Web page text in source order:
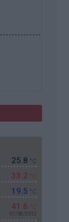
25.8 °C
33.2 °C
19.5 °C
41.6 °C
07/08/2012